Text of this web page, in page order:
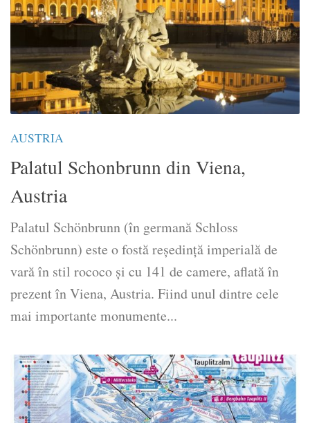
AUSTRIA
Palatul Schonbrunn din Viena,
Austria
Palatul Schönbrunn (în germană Schloss
Schönbrunn) este o fostă reședință imperială de
vară în stil rococo și cu 141 de camere, aflată în
prezent în Viena, Austria. Fiind unul dintre cele
mai importante monumente...